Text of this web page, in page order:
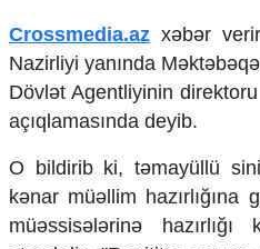
Mədəniyyət
Diaspor
Yüksəliş hekayəsi
Mədəniyyətimizin Zəfəri
Zəfər Diasporu
Səhiyyə
Ailə və uşaq
Turizm
Crossmedia.az xəbər
Nazirliyi yanında
Dövlət Agentliyinin
açıqlamasında deyib.
O bildirib ki, təmayüllü
kənar müəllim hazırlığına
müəssisələrinə